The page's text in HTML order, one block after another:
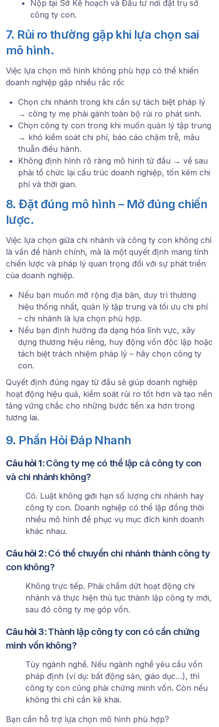
Nộp tại Sở Kế hoạch và Đầu tư nơi đặt trụ sở
công ty con.
7. Rủi ro thường gặp khi lựa chọn sai
mô hình.
Việc lựa chọn mô hình không phù hợp có thể khiến
doanh nghiệp gặp nhiều rắc rối:
Chọn chi nhánh trong khi cần sự tách biệt pháp lý
→ công ty mẹ phải gánh toàn bộ rủi ro phát sinh.
Chọn công ty con trong khi muốn quản lý tập trung
→ khó kiểm soát chi phí, báo cáo chậm trễ, mâu
thuẫn điều hành.
Không định hình rõ ràng mô hình từ đầu → về sau
phải tổ chức lại cấu trúc doanh nghiệp, tốn kém chi
phí và thời gian.
8. Đặt đúng mô hình – Mở đúng chiến
lược.
Việc lựa chọn giữa chi nhánh và công ty con không chỉ
là vấn đề hành chính, mà là một quyết định mang tính
chiến lược và pháp lý quan trọng đối với sự phát triển
của doanh nghiệp.
Nếu bạn muốn mở rộng địa bàn, duy trì thương
hiệu thống nhất, quản lý tập trung và tối ưu chi phí
– chi nhánh là lựa chọn phù hợp.
Nếu bạn định hướng đa dạng hóa lĩnh vực, xây
dựng thương hiệu riêng, huy động vốn độc lập hoặc
tách biệt trách nhiệm pháp lý – hãy chọn công ty
con.
Quyết định đúng ngay từ đầu sẽ giúp doanh nghiệp
hoạt động hiệu quả, kiểm soát rủi ro tốt hơn và tạo nền
tảng vững chắc cho những bước tiến xa hơn trong
tương lai.
9. Phần Hỏi Đáp Nhanh
Câu hỏi 1:Công ty mẹ có thể lập cả công ty con
và chi nhánh không?
Có. Luật không giới hạn số lượng chi nhánh hay
công ty con. Doanh nghiệp có thể lập đồng thời
nhiều mô hình để phục vụ mục đích kinh doanh
khác nhau.
Câu hỏi 2:Có thể chuyển chi nhánh thành công ty
con không?
Không trực tiếp. Phải chấm dứt hoạt động chi
nhánh và thực hiện thủ tục thành lập công ty mới,
sau đó công ty mẹ góp vốn.
Câu hỏi 3:Thành lập công ty con có cần chứng
minh vốn không?
Tùy ngành nghề. Nếu ngành nghề yêu cầu vốn
pháp định (ví dụ: bất động sản, giáo dục…), thì
công ty con cũng phải chứng minh vốn. Còn nếu
không thì chỉ cần kê khai.
Bạn cần hỗ trợ lựa chọn mô hình phù hợp?